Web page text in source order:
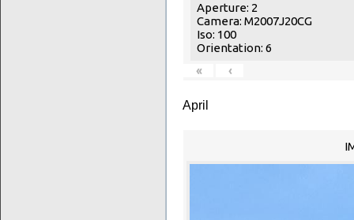
Aperture: 2
Camera: M2007J20CG
Iso: 100
Orientation: 6
«
‹
April